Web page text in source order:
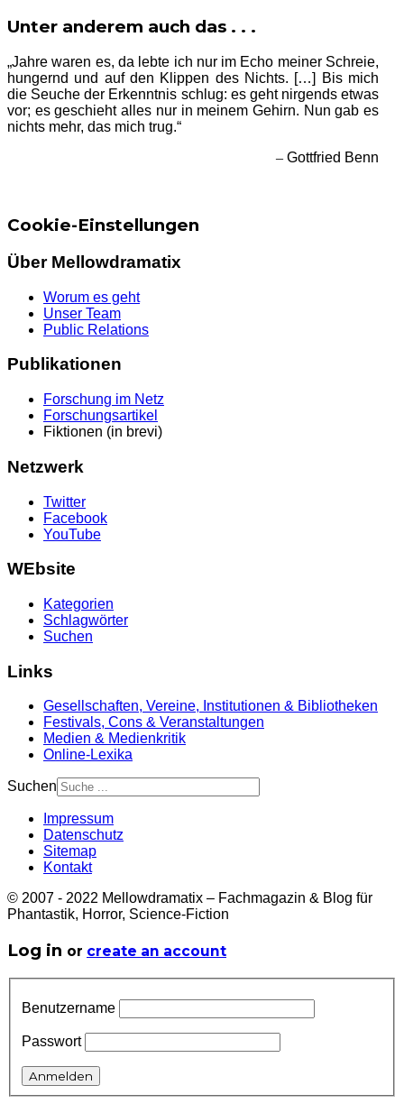
Unter anderem auch das . . .
„Jahre waren es, da lebte ich nur im Echo meiner Schreie,
hungernd und auf den Klippen des Nichts. […] Bis mich
die Seuche der Erkenntnis schlug: es geht nirgends etwas
vor; es geschieht alles nur in meinem Gehirn. Nun gab es
nichts mehr, das mich trug.“
– Gottfried Benn
Cookie-Einstellungen
Über Mellowdramatix
Worum es geht
Unser Team
Public Relations
Publikationen
Forschung im Netz
Forschungsartikel
Fiktionen (in brevi)
Netzwerk
Twitter
Facebook
YouTube
WEbsite
Kategorien
Schlagwörter
Suchen
Links
Gesellschaften, Vereine, Institutionen & Bibliotheken
Festivals, Cons & Veranstaltungen
Medien & Medienkritik
Online-Lexika
Suchen
Impressum
Datenschutz
Sitemap
Kontakt
© 2007 - 2022 Mellowdramatix – Fachmagazin & Blog für
Phantastik, Horror, Science-Fiction
Log in or create an account
Benutzername
Passwort